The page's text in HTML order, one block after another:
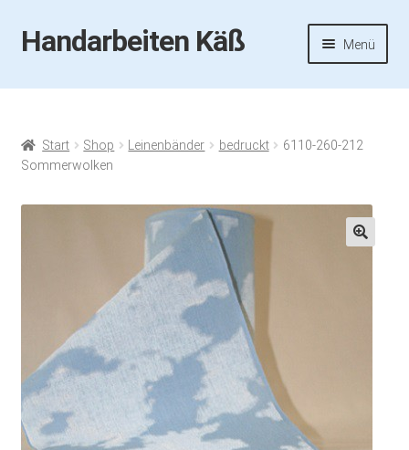
Zur
Navigation
Zum
Inhalt
Handarbeiten Käß Menü
Startseite
Aktuelles
Handarbeiten-Käß-Shop
Mein Konto
Start Shop Leinenbänder bedruckt
6110-260-212
Sommerwolken